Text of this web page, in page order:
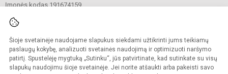
Šioje svetainėje naudojame slapukus siekdami užtikrinti jums teikiamų
paslaugų kokybę, analizuoti svetainės naudojimą ir optimizuoti naršymo
patirtį. Spustelėję mygtuką „Sutinku“, jūs patvirtinate, kad sutinkate su visų
slapukų naudojimu šioje svetainėje. Jei norite atšaukti arba pakeisti savo
Įmonės kodas 191674159
© 2023. Jonavos Panerio pradinė mokykla. Visos teisės saugomos.
Kopijuoti turinį be raštiško įstaigos administracijos sutikimo griežtai draudžiama.
Prieinamumo paraiška Slapukų valdymas